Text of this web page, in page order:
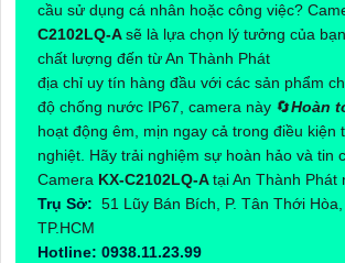
cầu sử dụng cá nhân hoặc công việc?
C2102LQ-Asẽ là lựa chọn lý tưởng của
chất lượng đến từ An Thành Phát
địa chỉ uy tín hàng đầu với các sản phẩm
độ chống nước IP67, camera này 🔄Hoàn
hoạt động êm, mịn ngay cả trong điều kiện
nghiệt. Hãy trải nghiệm sự hoàn hảo và tin
Camera KX-C2102LQ-Atại An Thành Phát
Trụ Sở: 51 Lũy Bán Bích, P. Tân Thới
TP.HCM
Hotline: 0938.11.23.99